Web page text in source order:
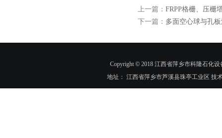
上一篇： FRPP格栅、压栅
下一篇： 多面空心球与孔
Copyright © 2018 江西省萍乡市科隆石化
地址： 江西省萍乡市芦溪县珠亭工业区 技